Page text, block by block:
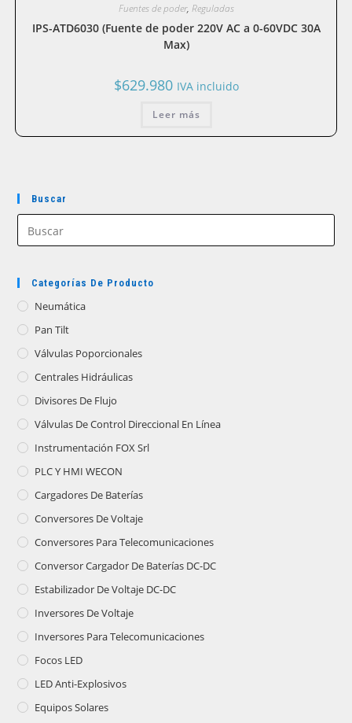
Fuentes de poder, Reguladas
IPS-ATD6030 (Fuente de poder 220V AC a 0-60VDC 30A
Max)
$629.980 IVA incluido
Leer más
Buscar
Categorías De Producto
Neumática
Pan Tilt
Válvulas Poporcionales
Centrales Hidráulicas
Divisores De Flujo
Válvulas De Control Direccional En Línea
Instrumentación FOX Srl
PLC Y HMI WECON
Cargadores De Baterías
Conversores De Voltaje
Conversores Para Telecomunicaciones
Conversor Cargador De Baterías DC-DC
Estabilizador De Voltaje DC-DC
Inversores De Voltaje
Inversores Para Telecomunicaciones
Focos LED
LED Anti-Explosivos
Equipos Solares